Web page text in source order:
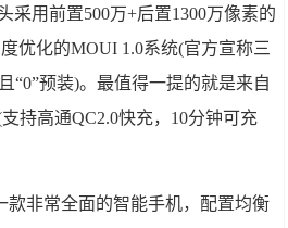
采用前置500万+后置1300万像素的
优化的MOUI 1.0系统(官方宣称三
“0”预装)。最值得一提的就是来自
持高通QC2.0快充，10分钟可充
款非常全面的智能手机，配置均衡